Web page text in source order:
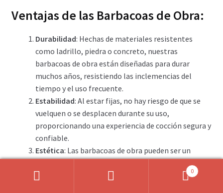
Ventajas de las Barbacoas de Obra:
Durabilidad: Hechas de materiales resistentes
como ladrillo, piedra o concreto, nuestras
barbacoas de obra están diseñadas para durar
muchos años, resistiendo las inclemencias del
tiempo y el uso frecuente.
Estabilidad: Al estar fijas, no hay riesgo de que se
vuelquen o se desplacen durante su uso,
proporcionando una experiencia de cocción segura y
confiable.
Estética: Las barbacoas de obra pueden ser un
elemento decorativo que añade valor a tu
propiedad. Pueden diseñarse y personalizarse para
0